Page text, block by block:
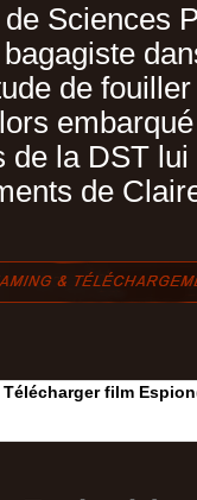
Sciences
de
de la DST
de
Télécharger film